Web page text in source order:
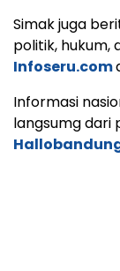
Simak juga
politik, hukum,
Infoseru.com
Informasi
langsumg